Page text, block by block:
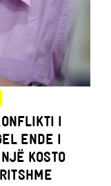
I
ENDE I
KOSTO